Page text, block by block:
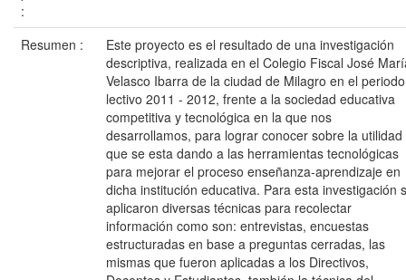
:
Resumen :
Este proyecto es el resultado de una investigación
descriptiva, realizada en el Colegio Fiscal José
Velasco Ibarra de la ciudad de Milagro en el periodo
lectivo 2011 - 2012, frente a la sociedad educativa
competitiva y tecnológica en la que nos
desarrollamos, para lograr conocer sobre la utilidad
que se esta dando a las herramientas tecnológicas
para mejorar el proceso enseñanza-aprendizaje en
dicha institución educativa. Para esta investigación
aplicaron diversas técnicas para recolectar
información como son: entrevistas, encuestas
estructuradas en base a preguntas cerradas, las
mismas que fueron aplicadas a los Directivos,